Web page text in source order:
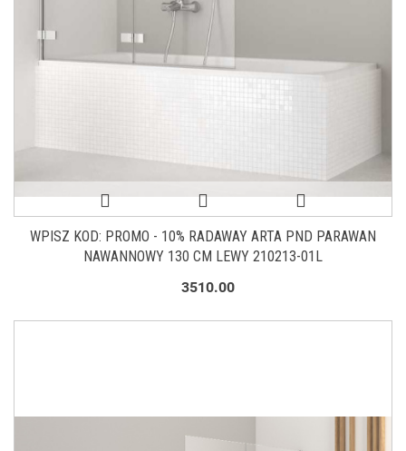
WPISZ KOD: PROMO - 10% RADAWAY ARTA PND PARAWAN
NAWANNOWY 130 CM LEWY 210213-01L
3510.00